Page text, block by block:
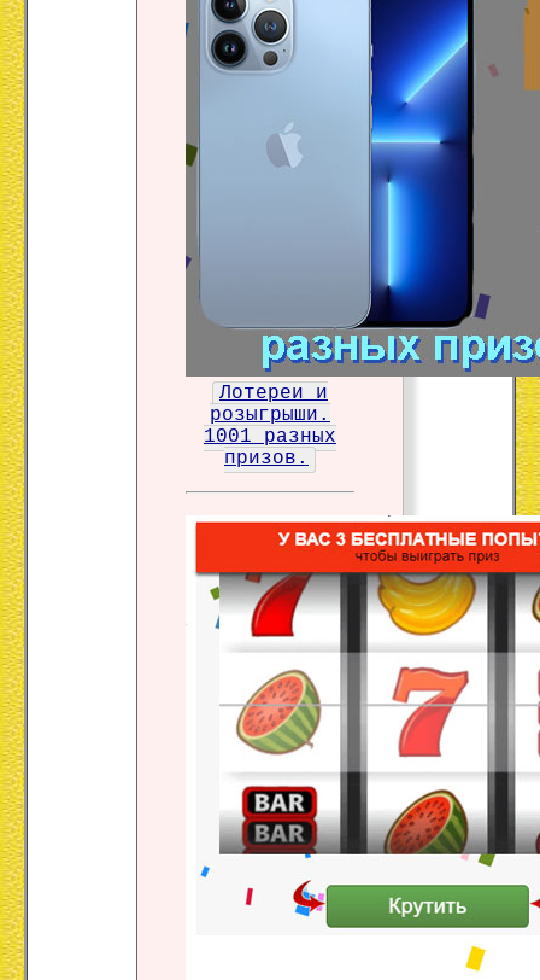
Лотереи и
розыгрыши.
1001 разных
призов.